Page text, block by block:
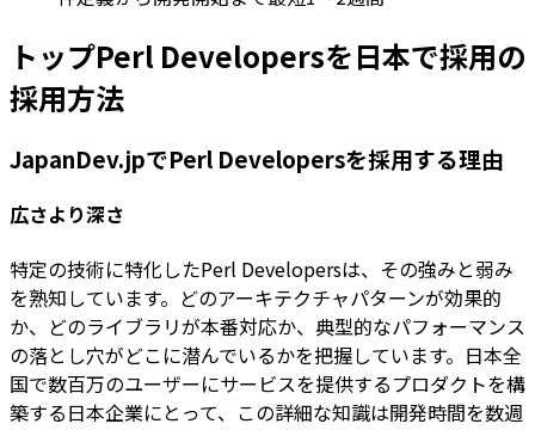
トップPerl Developersを日本で採用の
採用方法
JapanDev.jpでPerl Developersを採用する理由
広さより深さ
特定の技術に特化したPerl Developersは、その強みと弱み
を熟知しています。どのアーキテクチャパターンが効果的
か、どのライブラリが本番対応か、典型的なパフォーマンス
の落とし穴がどこに潜んでいるかを把握しています。日本全
国で数百万のユーザーにサービスを提供するプロダクトを構
築する日本企業にとって、この詳細な知識は開発時間を数週